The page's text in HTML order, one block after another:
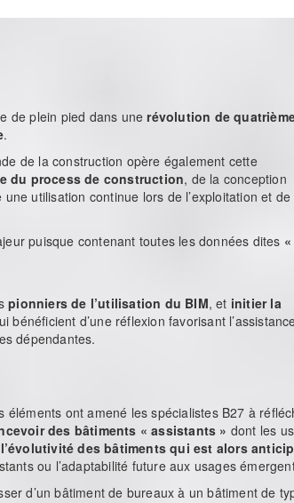
de plein pied dans une révolution de
.
de la construction opère également cette
du process de construction, de la conception
utilisation continue lors de l’exploitation et de
puisque contenant toutes les données dites «
pionniers de l’utilisation du BIM, et initier la
bénéficient d’une réflexion favorisant
dépendantes.
éléments ont amené les spécialistes B27 à
des bâtiments « assistants » dont les
l’évolutivité des bâtiments qui est alors
ou l’adaptabilité future aux usages
d’un bâtiment de bureaux à un bâtiment de